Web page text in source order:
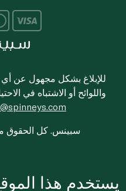
للإبلاغ بشكل مجهول عن أي
واللوائح أو الاشتباه في
© 2020-2026 سبينس. كل
يستخدم هذا